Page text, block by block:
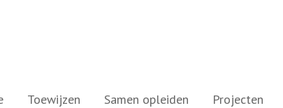
Toewijzen Samen opleiden Projecten